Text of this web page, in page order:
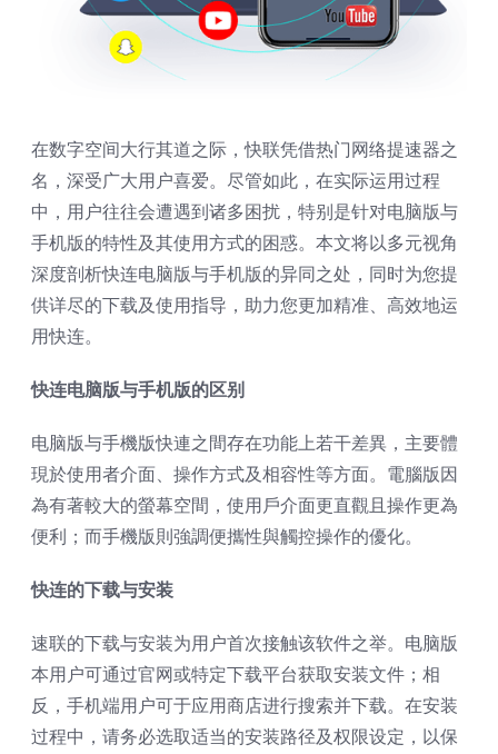
在数字空间大行其道之际，快联凭借热门网络提速器之
名，深受广大用户喜爱。尽管如此，在实际运用过程
中，用户往往会遭遇到诸多困扰，特别是针对电脑版与
手机版的特性及其使用方式的困惑。本文将以多元视角
深度剖析快连电脑版与手机版的异同之处，同时为您提
供详尽的下载及使用指导，助力您更加精准、高效地运
用快连。
快连电脑版与手机版的区别
电脑版与手機版快連之間存在功能上若干差異，主要體
現於使用者介面、操作方式及相容性等方面。電腦版因
為有著較大的螢幕空間，使用戶介面更直觀且操作更為
便利；而手機版則強調便攜性與觸控操作的優化。
快连的下载与安装
速联的下载与安装为用户首次接触该软件之举。电脑版
本用户可通过官网或特定下载平台获取安装文件；相
反，手机端用户可于应用商店进行搜索并下载。在安装
过程中，请务必选取适当的安装路径及权限设定，以保